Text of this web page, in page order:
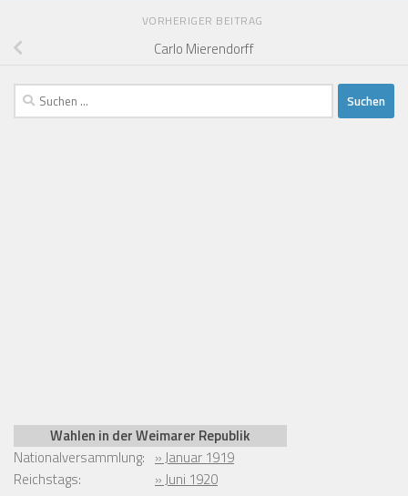
VORHERIGER BEITRAG
Carlo Mierendorff
Suchen
nach:
Wahlen in der Weimarer Republik
Nationalversammlung: » Januar 1919
Reichstags:
» Juni 1920